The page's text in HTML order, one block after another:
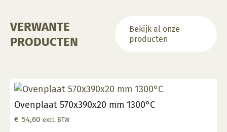
VERWANTE
PRODUCTEN
Bekijk al onze
producten
Ovenplaat 570x390x20 mm 1300°C
€ 54,60 excl. BTW